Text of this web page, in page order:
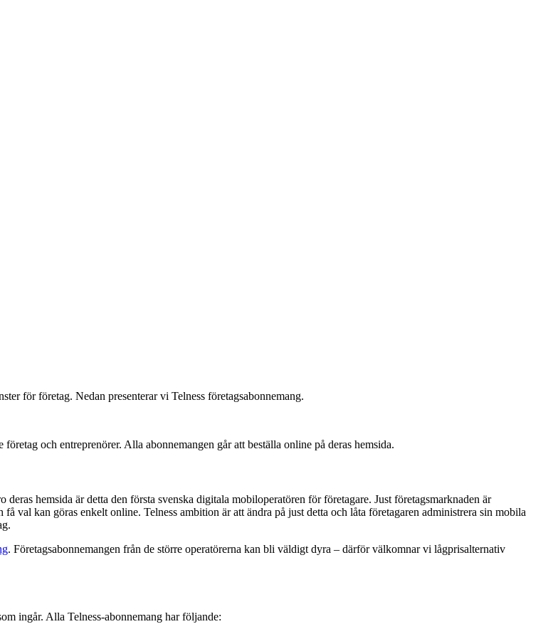
för företag. Nedan presenterar vi Telness företagsabonnemang.
och entreprenörer. Alla abonnemangen går att beställa online på deras hemsida.
hemsida är detta den första svenska digitala mobiloperatören för företagare. Just företagsmarknaden är
val kan göras enkelt online. Telness ambition är att ändra på just detta och låta företagaren administrera sin mobila
. Företagsabonnemangen från de större operatörerna kan bli väldigt dyra – därför välkomnar vi lågprisalternativ
ingår. Alla Telness-abonnemang har följande: